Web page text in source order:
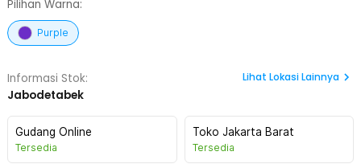
Pilihan Warna:
Purple
Informasi Stok:
Jabodetabek
Lihat Lokasi Lainnya
Gudang Online
Tersedia
Toko Jakarta Barat
Tersedia